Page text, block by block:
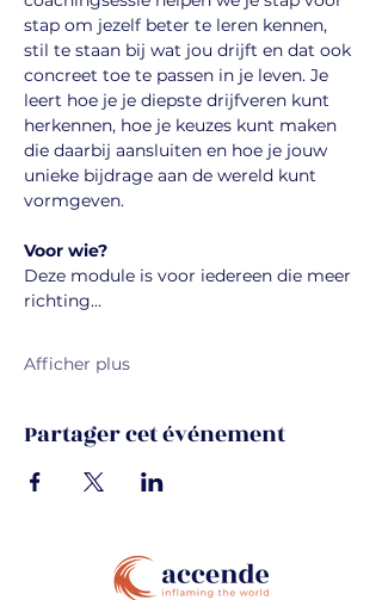
stap om jezelf beter te leren kennen,
stil te staan bij wat jou drijft en dat ook
concreet toe te passen in je leven. Je
leert hoe je je diepste drijfveren kunt
herkennen, hoe je keuzes kunt maken
die daarbij aansluiten en hoe je jouw
unieke bijdrage aan de wereld kunt
vormgeven.
Voor wie?
Deze module is voor iedereen die meer
richting…
Afficher plus
Partager cet événement